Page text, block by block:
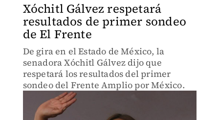
Xóchitl Gálvez respetará
resultados de primer sondeo
de El Frente
De gira en el Estado de México, la
senadora Xóchitl Gálvez dijo que
respetará los resultados del primer
sondeo del Frente Amplio por México.